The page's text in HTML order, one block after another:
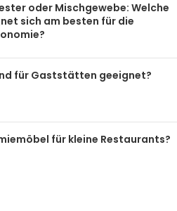
oder Mischgewebe: Welche
sich am besten für die
für Gaststätten geeignet?
für kleine Restaurants?